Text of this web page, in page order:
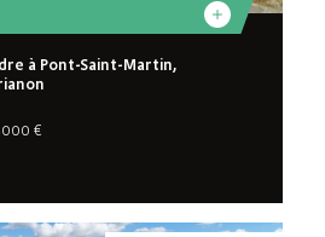
à Pont-Saint-Martin,
€